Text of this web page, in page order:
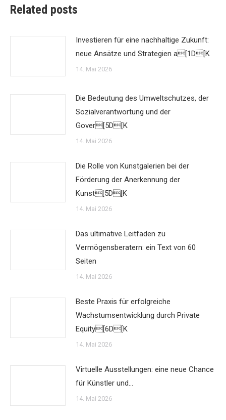
Related posts
Investieren für eine nachhaltige Zukunft:
neue Ansätze und Strategien a[1D[K
14. Mai 2026
Die Bedeutung des Umweltschutzes, der
Sozialverantwortung und der
Gover[5D[K
14. Mai 2026
Die Rolle von Kunstgalerien bei der
Förderung der Anerkennung der
Kunst[5D[K
14. Mai 2026
Das ultimative Leitfaden zu
Vermögensberatern: ein Text von 60
Seiten
14. Mai 2026
Beste Praxis für erfolgreiche
Wachstumsentwicklung durch Private
Equity[6D[K
14. Mai 2026
Virtuelle Ausstellungen: eine neue Chance
für Künstler und…
14. Mai 2026